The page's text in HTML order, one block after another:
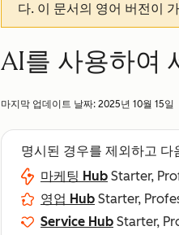
다. 이 문서의 영어 버전이
AI를 사용하여
마지막 업데이트 날짜: 2025년 10월 15일
명시된 경우를 제외하고 다
마케팅 Hub Starter,
영업 Hub Starter,
Service Hub Starter,